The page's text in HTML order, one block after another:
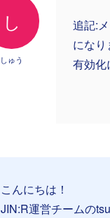
し
しゅう
追記:
になり
有効化
こんにちは！
JIN:R運営チームの